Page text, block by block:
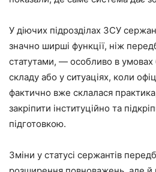
У діючих підрозділах ЗСУ
значно ширші функції, ніж
статутами, — особливо в умовах
складу або у ситуаціях, коли
фактично вже склалася
закріпити інституційно та
підготовкою.
Зміни у статусі сержантів